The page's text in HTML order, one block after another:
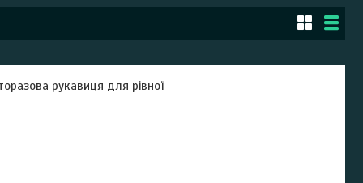
рукавиця для рівної